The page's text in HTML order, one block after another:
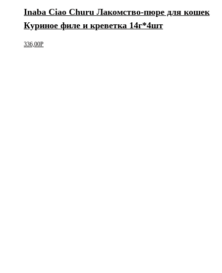
Inaba Ciao Churu Лакомство-пюре для кошек
Куриное филе и креветка 14г*4шт
336,00Р